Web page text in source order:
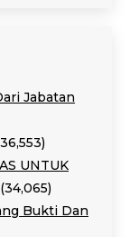
Jabatan
UNTUK
(34,065)
Bukti Dan